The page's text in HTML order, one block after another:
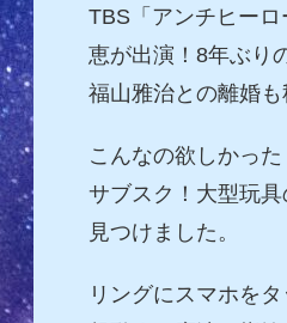
TBS「アンチヒー
恵が出演！8年ぶり
福山雅治との離婚も
こんなの欲しかっ
サブスク！大型玩
見つけました。
リングにスマホを